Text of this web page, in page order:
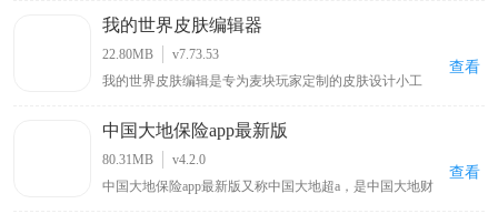
曲音乐下载到本地，让你即便没有网络也能自由听歌，若
你喜欢听歌，这一能畅享丰富音乐资源且可离线播放的播
放器值得关注。
我的世界皮肤编辑器
22.80MB
v7.73.53
我的世界皮肤编辑是专为麦块玩家定制的皮肤设计小工
新游戏体验，软件提供前后左右和俯仰六个视角方便涂
色，确保无死角遗漏，绘制完成的皮肤可直接保存至手机
相册，便于随时使用 。
查看
中国大地保险app最新版
80.31MB
v4.2.0
中国大地保险app最新版又称中国大地超a，是中国大地财
查看